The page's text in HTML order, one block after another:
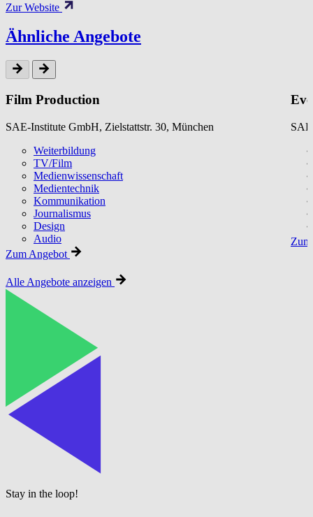
Zur Website
Ähnliche Angebote
Film Production
SAE-Institute GmbH, Zielstattstr. 30, München
Weiterbildung
TV/Film
Medienwissenschaft
Medientechnik
Kommunikation
Journalismus
Design
Audio
Zum Angebot
Alle Angebote anzeigen
Stay in the loop!